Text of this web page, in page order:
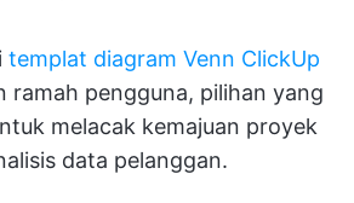
templat diagram Venn ClickUp
ramah pengguna, pilihan yang
melacak kemajuan proyek
data pelanggan.